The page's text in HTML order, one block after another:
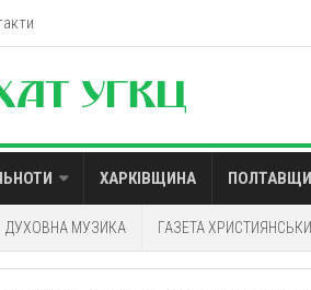
ХАРКІВЩИНА
ДУХОВНА МУЗИКА ГАЗЕТА